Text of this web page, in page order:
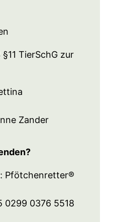
TierSchG zur
Zander
Pfötchenretter®
0299 0376 5518